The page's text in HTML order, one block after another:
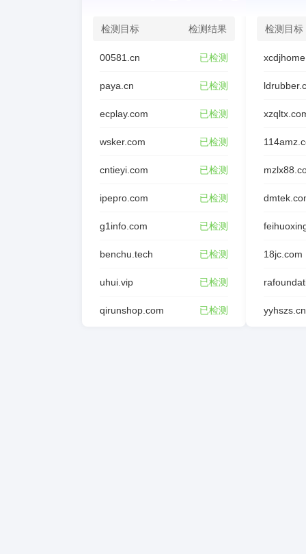
检测目标 检测结果
00581.cn 已检测
paya.cn 已检测
ecplay.com 已检测
wsker.com 已检测
cntieyi.com 已检测
ipepro.com 已检测
g1info.com 已检测
benchu.tech 已检测
uhui.vip 已检测
qirunshop.com 已检测
检测目标
18jc.com
yyhszs.cn